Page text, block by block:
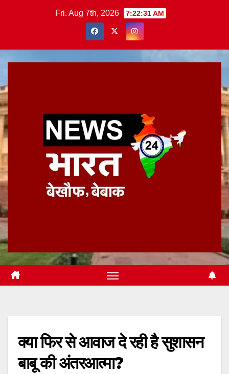
Fri. Aug 7th, 2026 7:22:32 AM
क्या फिर से आवाज दे रही है सुशासन
बाबू की अंतरआत्मा?